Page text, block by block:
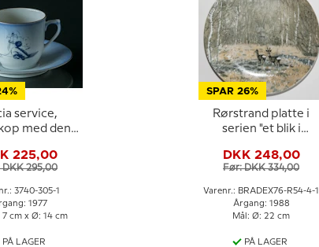
service,
med den
225,00
DKK 295,00
3740-305-1
1977
7 cm x Ø: 14 cm
PÅ LAGER
SPAR 26%
Rørstrand platte i
serien "et blik i
Bradex
DKK 248,00
Før: DKK 334,00
Varenr.: BRADEX76-R54-4-1
Årgang: 1988
Mål: Ø: 22 cm
PÅ LAGER